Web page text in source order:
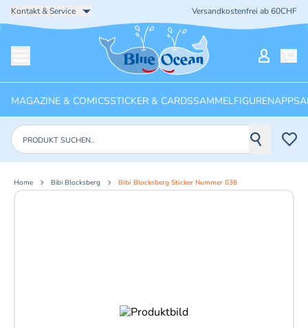
Kontakt & Service Versandkostenfrei ab 60CHF
Startseite
MAGAZINE & COMICSSTICKER & CARDSSAMMELFIGURENAPPS
Produkte suchen
Home Bibi Blocksberg Bibi Blocksberg Sticker Nummer 038